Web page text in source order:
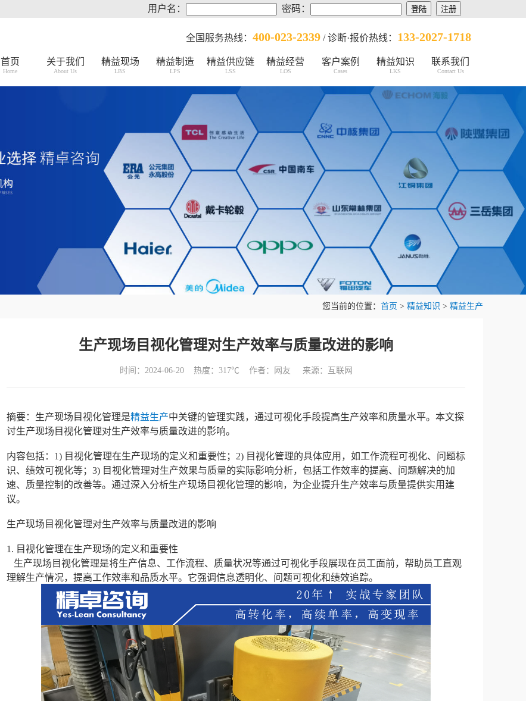
用户名： 密码：
全国服务热线： 400-023-2339 / 诊断·报价热线： 133-2027-1718
首页
Home
关于我们
About Us
精益现场
LBS
精益制造
LPS
精益供应链
LSS
精益经营
LOS
客户案例
Cases
精益知识
LKS
联系我们
Contact Us
您当前的位置： 首页 > 精益知识 > 精益生产
生产现场目视化管理对生产效率与质量改进的影响
时间：2024-06-20 热度： 317℃ 作者：网友 来源：互联网
摘要：生产现场目视化管理是精益生产中关键的管理实践，通过可视化手段提高生产效率和质量水平。本文探
讨生产现场目视化管理对生产效率与质量改进的影响。
内容包括：1) 目视化管理在生产现场的定义和重要性；2) 目视化管理的具体应用，如工作流程可视化、问题标
识、绩效可视化等；3) 目视化管理对生产效果与质量的实际影响分析，包括工作效率的提高、问题解决的加
速、质量控制的改善等。通过深入分析生产现场目视化管理的影响，为企业提升生产效率与质量提供实用建
议。
生产现场目视化管理对生产效率与质量改进的影响
1. 目视化管理在生产现场的定义和重要性
生产现场目视化管理是将生产信息、工作流程、质量状况等通过可视化手段展现在员工面前，帮助员工直观
理解生产情况，提高工作效率和品质水平。它强调信息透明化、问题可视化和绩效追踪。